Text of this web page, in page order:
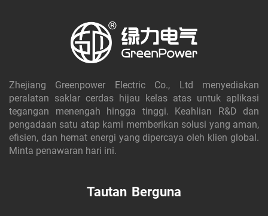
Zhejiang Greenpower Electric Co., Ltd menyediakan
peralatan saklar cerdas hijau kelas atas untuk aplikasi
tegangan menengah hingga tinggi. Keahlian R&D dan
pengadaan satu atap kami memberikan solusi yang aman,
efisien, dan hemat energi yang dipercaya oleh klien global.
Minta penawaran hari ini.
Tautan Berguna